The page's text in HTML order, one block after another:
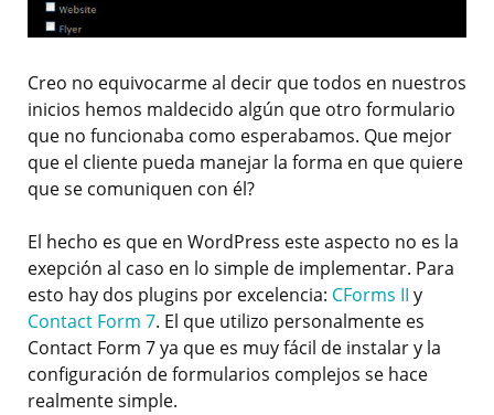
Creo no equivocarme al decir que todos en nuestros
inicios hemos maldecido algún que otro formulario
que no funcionaba como esperabamos. Que mejor
que el cliente pueda manejar la forma en que quiere
que se comuniquen con él?
El hecho es que en WordPress este aspecto no es la
exepción al caso en lo simple de implementar. Para
esto hay dos plugins por excelencia: CForms II y
Contact Form 7. El que utilizo personalmente es
Contact Form 7 ya que es muy fácil de instalar y la
configuración de formularios complejos se hace
realmente simple.